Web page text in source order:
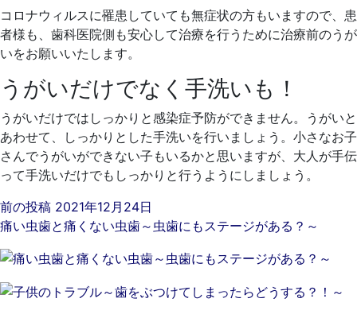
コロナウィルスに罹患していても無症状の方もいますので、患
者様も、歯科医院側も安心して治療を行うために治療前のうが
いをお願いいたします。
うがいだけでなく手洗いも！
うがいだけではしっかりと感染症予防ができません。うがいと
あわせて、しっかりとした手洗いを行いましょう。小さなお子
さんでうがいができない子もいるかと思いますが、大人が手伝
って手洗いだけでもしっかりと行うようにしましょう。
前の投稿 2021年12月24日
痛い虫歯と痛くない虫歯～虫歯にもステージがある？～